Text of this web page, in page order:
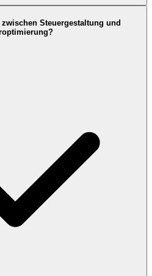
Steuergestaltung und